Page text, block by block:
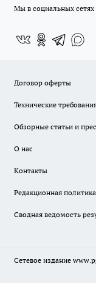
Мы в социальных сетях
Договор оферты
Технические
Обзорные статьи и
О нас
Контакты
Редакционная политика
Сводная ведомость
Сетевое издание